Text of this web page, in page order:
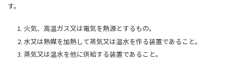
す。
火気、高温ガス又は電気を熱源とするもの。
水又は熱媒を加熱して蒸気又は温水を作る装置であること。
蒸気又は温水を他に供給する装置であること。